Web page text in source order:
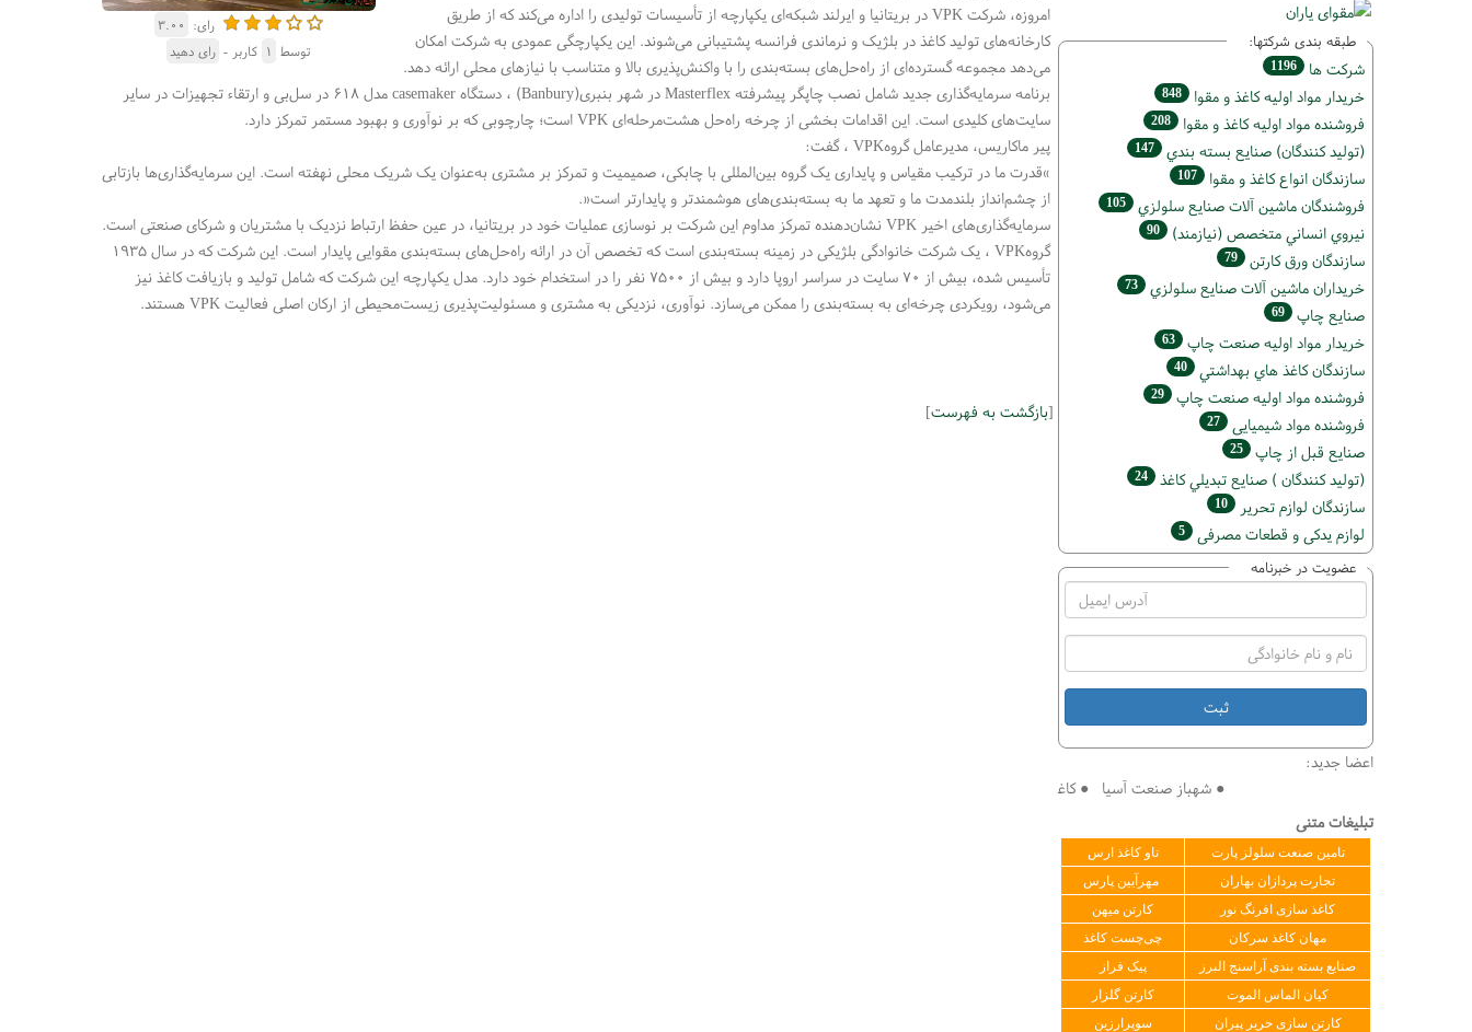
رای: ۳.۰۰
توسط ۱ کاربر - رای دهید
امروزه، شرکتVPKدر بریتانیا و ایرلند شبکه‌ای یکپارچه از تأسیسات تولیدی را اداره می‌کند که از طریق
کارخانه‌های تولید کاغذ در بلژیک و نرماندی فرانسه پشتیبانی می‌شوند. این یکپارچگی عمودی به شرکت امکان
می‌دهد مجموعه گسترده‌ای از راه‌حل‌های بسته‌بندی را با واکنش‌پذیری بالا و متناسب با نیازهای محلی ارائه دهد.
برنامه سرمایه‌گذاری جدید شامل نصب چاپگر پیشرفتهMasterflexدر شهر بنبری(Banbury) ، دستگاهcasemaker
مدل ۶۱۸ در سل‌بی و ارتقاء تجهیزات در سایر
سایت‌های کلیدی است. این اقدامات بخشی از چرخه راه‌حل هشت‌مرحله‌ایVPKاست؛ چارچوبی که بر نوآوری و بهبود مستمر تمرکز دارد.
پیر ماکاریس، مدیرعامل گروهVPK ، گفت:
«قدرت ما در ترکیب مقیاس و پایداری یک گروه بین‌المللی با چابکی، صمیمیت و تمرکز بر مشتری به‌عنوان یک شریک محلی نهفته است. این سرمایه‌گذاری‌ها بازتابی
از چشم‌انداز بلندمدت ما و تعهد ما به بسته‌بندی‌های هوشمندتر و پایدارتر است.»
سرمایه‌گذاری‌های اخیر VPK نشان‌دهنده تمرکز مداوم این شرکت بر نوسازی عملیات خود در بریتانیا، در عین حفظ ارتباط نزدیک با مشتریان و شرکای صنعتی است.
گروهVPK
، یک شرکت خانوادگی بلژیکی در زمینه بسته‌بندی است که تخصص آن در ارائه راه‌حل‌های بسته‌بندی مقوایی پایدار است. این شرکت که در سال ۱۹۳۵
تأسیس شده، بیش از ۷۰ سایت در سراسر اروپا دارد و بیش از ۷۵۰۰ نفر را در استخدام خود دارد. مدل یکپارچه این شرکت که شامل تولید و بازیافت کاغذ نیز
می‌شود، رویکردی چرخه‌ای به بسته‌بندی را ممکن می‌سازد. نوآوری، نزدیکی به مشتری و مسئولیت‌پذیری زیست‌محیطی از ارکان اصلی فعالیتVPKهستند.
[بازگشت به فهرست]
طبقه بندی شرکتها:
شركت ها 1196
خريدار مواد اوليه كاغذ و مقوا 848
فروشنده مواد اوليه كاغذ و مقوا 208
(تولید كنندگان) صنايع بسته بندي 147
سازندگان انواع کاغذ و مقوا 107
فروشندگان ماشين آلات صنايع سلولزي 105
نيروي انساني متخصص (نیازمند) 90
سازندگان ورق كارتن 79
خریداران ماشين آلات صنايع سلولزي 73
صنايع چاپ 69
خريدار مواد اوليه صنعت چاپ 63
سازندگان كاغذ هاي بهداشتي 40
فروشنده مواد اوليه صنعت چاپ 29
فروشنده مواد شیمیایی 27
صنايع قبل از چاپ 25
(تولید كنندگان ) صنايع تبديلي كاغذ 24
سازندگان لوازم تحریر 10
لوازم یدکی و قطعات مصرفی 5
عضویت در خبرنامه
اعضا جدید:
● شهباز صنعت آسیا ● کاغذ سازی افق ● فنی مهندسی سپهر کویر فرداد ● کاغذ و مقوای فانتزی ترنج ● رسا
تبلیغات متنی
تامین صنعت سلولز پارت
تاو کاغذ ارس
تجارت پردازان بهاران
مهرآیین پارس
کاغذ سازی افرنگ نور
کارتن میهن
مهان کاغذ سرکان
چی‌چست کاغذ
صنایع بسته بندی آراسنج البرز
پیک فراز
کیان الماس الموت
کارتن گلزار
کارتن سازی حریر پیران
سوپرارزین